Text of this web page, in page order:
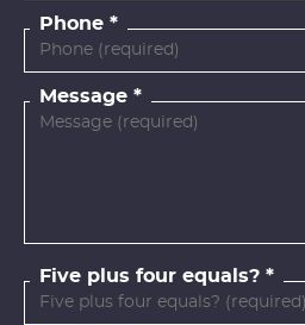
Phone
Message
Five plus four equals?